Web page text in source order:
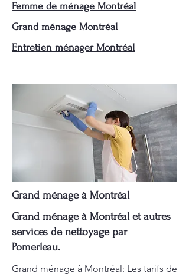
Femme de ménage Montréal
Grand ménage Montréal
Entretien ménager Montréal
Grand ménage à Montréal
Grand ménage à Montréal et autres
services de nettoyage par
Pomerleau.
Grand ménage à Montréal: Les tarifs de